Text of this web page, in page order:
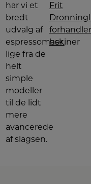
har vi et
bredt
udvalg af
espressomaskiner
lige fra de
helt
simple
modeller
til de lidt
mere
avancerede
af slagsen.
Frit
forhandler
her.